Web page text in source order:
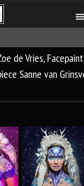
de Vries,
Sanne van